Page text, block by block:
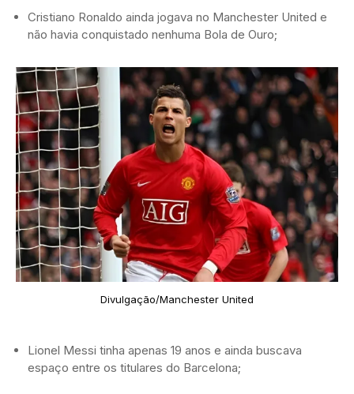
Cristiano Ronaldo ainda jogava no Manchester United e
não havia conquistado nenhuma Bola de Ouro;
Divulgação/Manchester United
Lionel Messi tinha apenas 19 anos e ainda buscava
espaço entre os titulares do Barcelona;